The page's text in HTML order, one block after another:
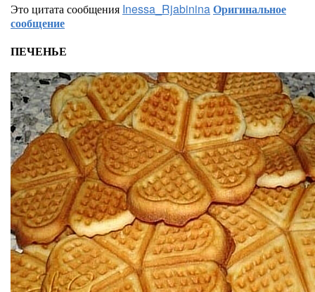
Это цитата сообщения Inessa_RjabininaОригинальное
сообщение
ПЕЧЕНЬЕ